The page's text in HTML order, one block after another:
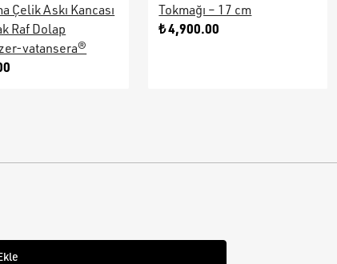
Çelik Askı Kancası
Raf Dolap
vatansera®
Tokmağı – 17 cm
₺ 4,900.00